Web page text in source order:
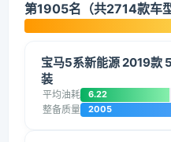
第1905名（共2714款车型
宝马5系新能源 2019款
装
平均油耗 6.22
整备质量 2005